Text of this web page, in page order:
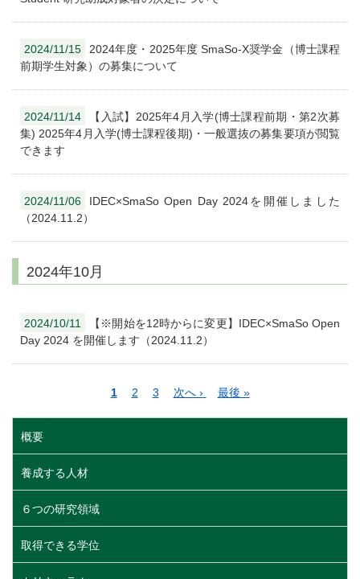
2024/11/15
2024年度・2025年度 SmaSo-X奨学金（博士課程
前期学生対象）の募集について
2024/11/14
【入試】2025年4月入学(博士課程前期・第2次募
集) 2025年4月入学(博士課程後期)・一般選抜の募集要項が閲覧
できます
2024/11/06
IDEC×SmaSo Open Day 2024を開催しました
（2024.11.2）
2024年10月
2024/10/11
【※開始を12時からに変更】IDEC×SmaSo Open
Day 2024 を開催します（2024.11.2）
送
カ
ジ
1
ペ
2
ペ
3
次
次へ ›
最
最後 »
概要
養成する人材
６つの研究領域
取得できる学位